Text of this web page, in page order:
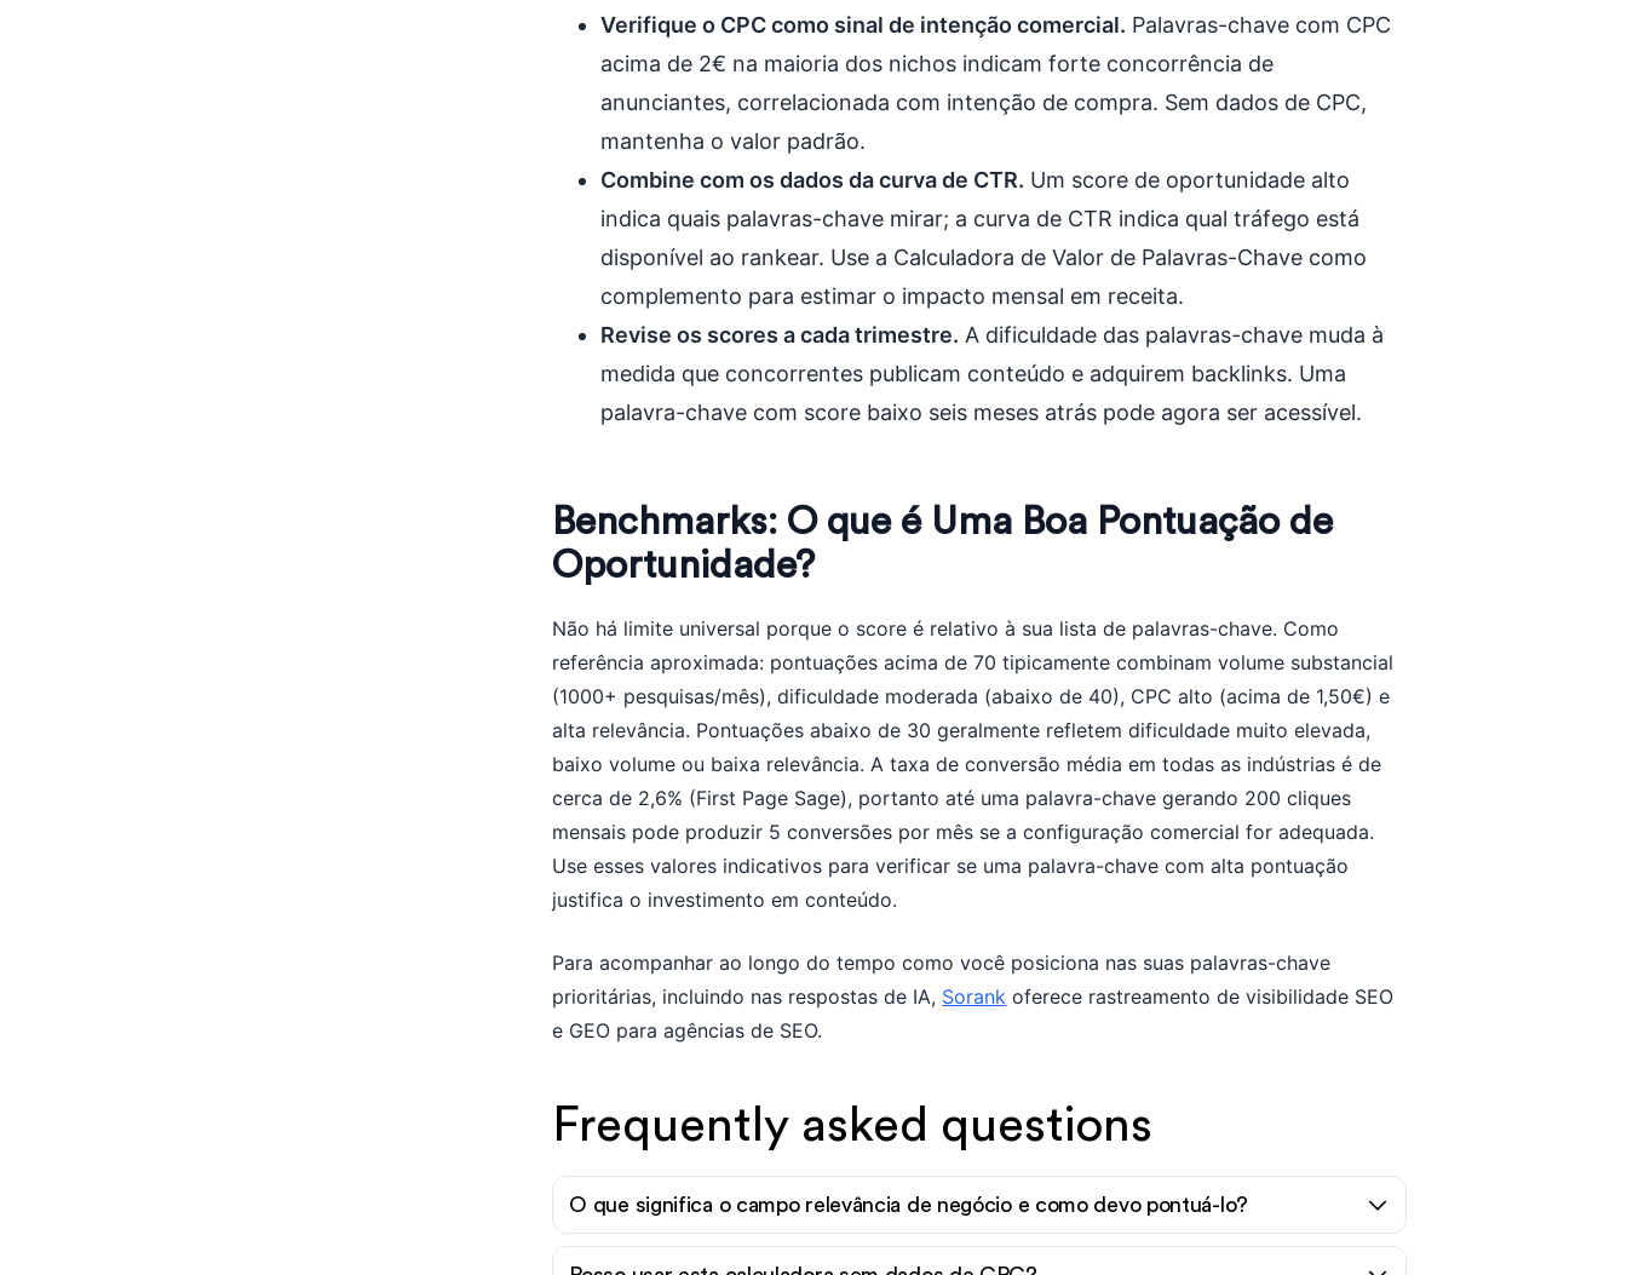
Verifique o CPC como sinal de intenção comercial. Palavras-chave com CPC
acima de 2€ na maioria dos nichos indicam forte concorrência de
anunciantes, correlacionada com intenção de compra. Sem dados de CPC,
mantenha o valor padrão.
Combine com os dados da curva de CTR. Um score de oportunidade alto
indica quais palavras-chave mirar; a curva de CTR indica qual tráfego está
disponível ao rankear. Use a Calculadora de Valor de Palavras-Chave como
complemento para estimar o impacto mensal em receita.
Revise os scores a cada trimestre. A dificuldade das palavras-chave muda à
medida que concorrentes publicam conteúdo e adquirem backlinks. Uma
palavra-chave com score baixo seis meses atrás pode agora ser acessível.
Benchmarks: O que é Uma Boa Pontuação de
Oportunidade?
Não há limite universal porque o score é relativo à sua lista de palavras-chave. Como
referência aproximada: pontuações acima de 70 tipicamente combinam volume substancial
(1000+ pesquisas/mês), dificuldade moderada (abaixo de 40), CPC alto (acima de 1,50€) e
alta relevância. Pontuações abaixo de 30 geralmente refletem dificuldade muito elevada,
baixo volume ou baixa relevância. A taxa de conversão média em todas as indústrias é de
cerca de 2,6% (First Page Sage), portanto até uma palavra-chave gerando 200 cliques
mensais pode produzir 5 conversões por mês se a configuração comercial for adequada.
Use esses valores indicativos para verificar se uma palavra-chave com alta pontuação
justifica o investimento em conteúdo.
Para acompanhar ao longo do tempo como você posiciona nas suas palavras-chave
prioritárias, incluindo nas respostas de IA, Sorank oferece rastreamento de visibilidade SEO
e GEO para agências de SEO.
Frequently asked questions
O que significa o campo relevância de negócio e como devo pontuá-lo?